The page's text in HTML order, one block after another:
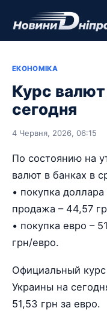
ЕКОНОМІКА
Курс
сегодня
4 Червня, 2026, 06:15
По состоянию на
валют в банках в
• покупка
продажа – 44,57
• покупка евро –
грн/евро.
Официальный
Украины на
51,53 грн за евро.